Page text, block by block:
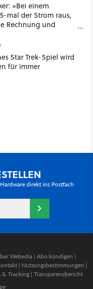
»Bei einem
mal der Strom raus,
Rechnung und
vertragliche
Star Trek-Spiel wird
für immer
direkt ins Postfach
Webedia | Abo kündigen |
| Nutzungsbestimmungen |
& Tracking | Transparenzbericht